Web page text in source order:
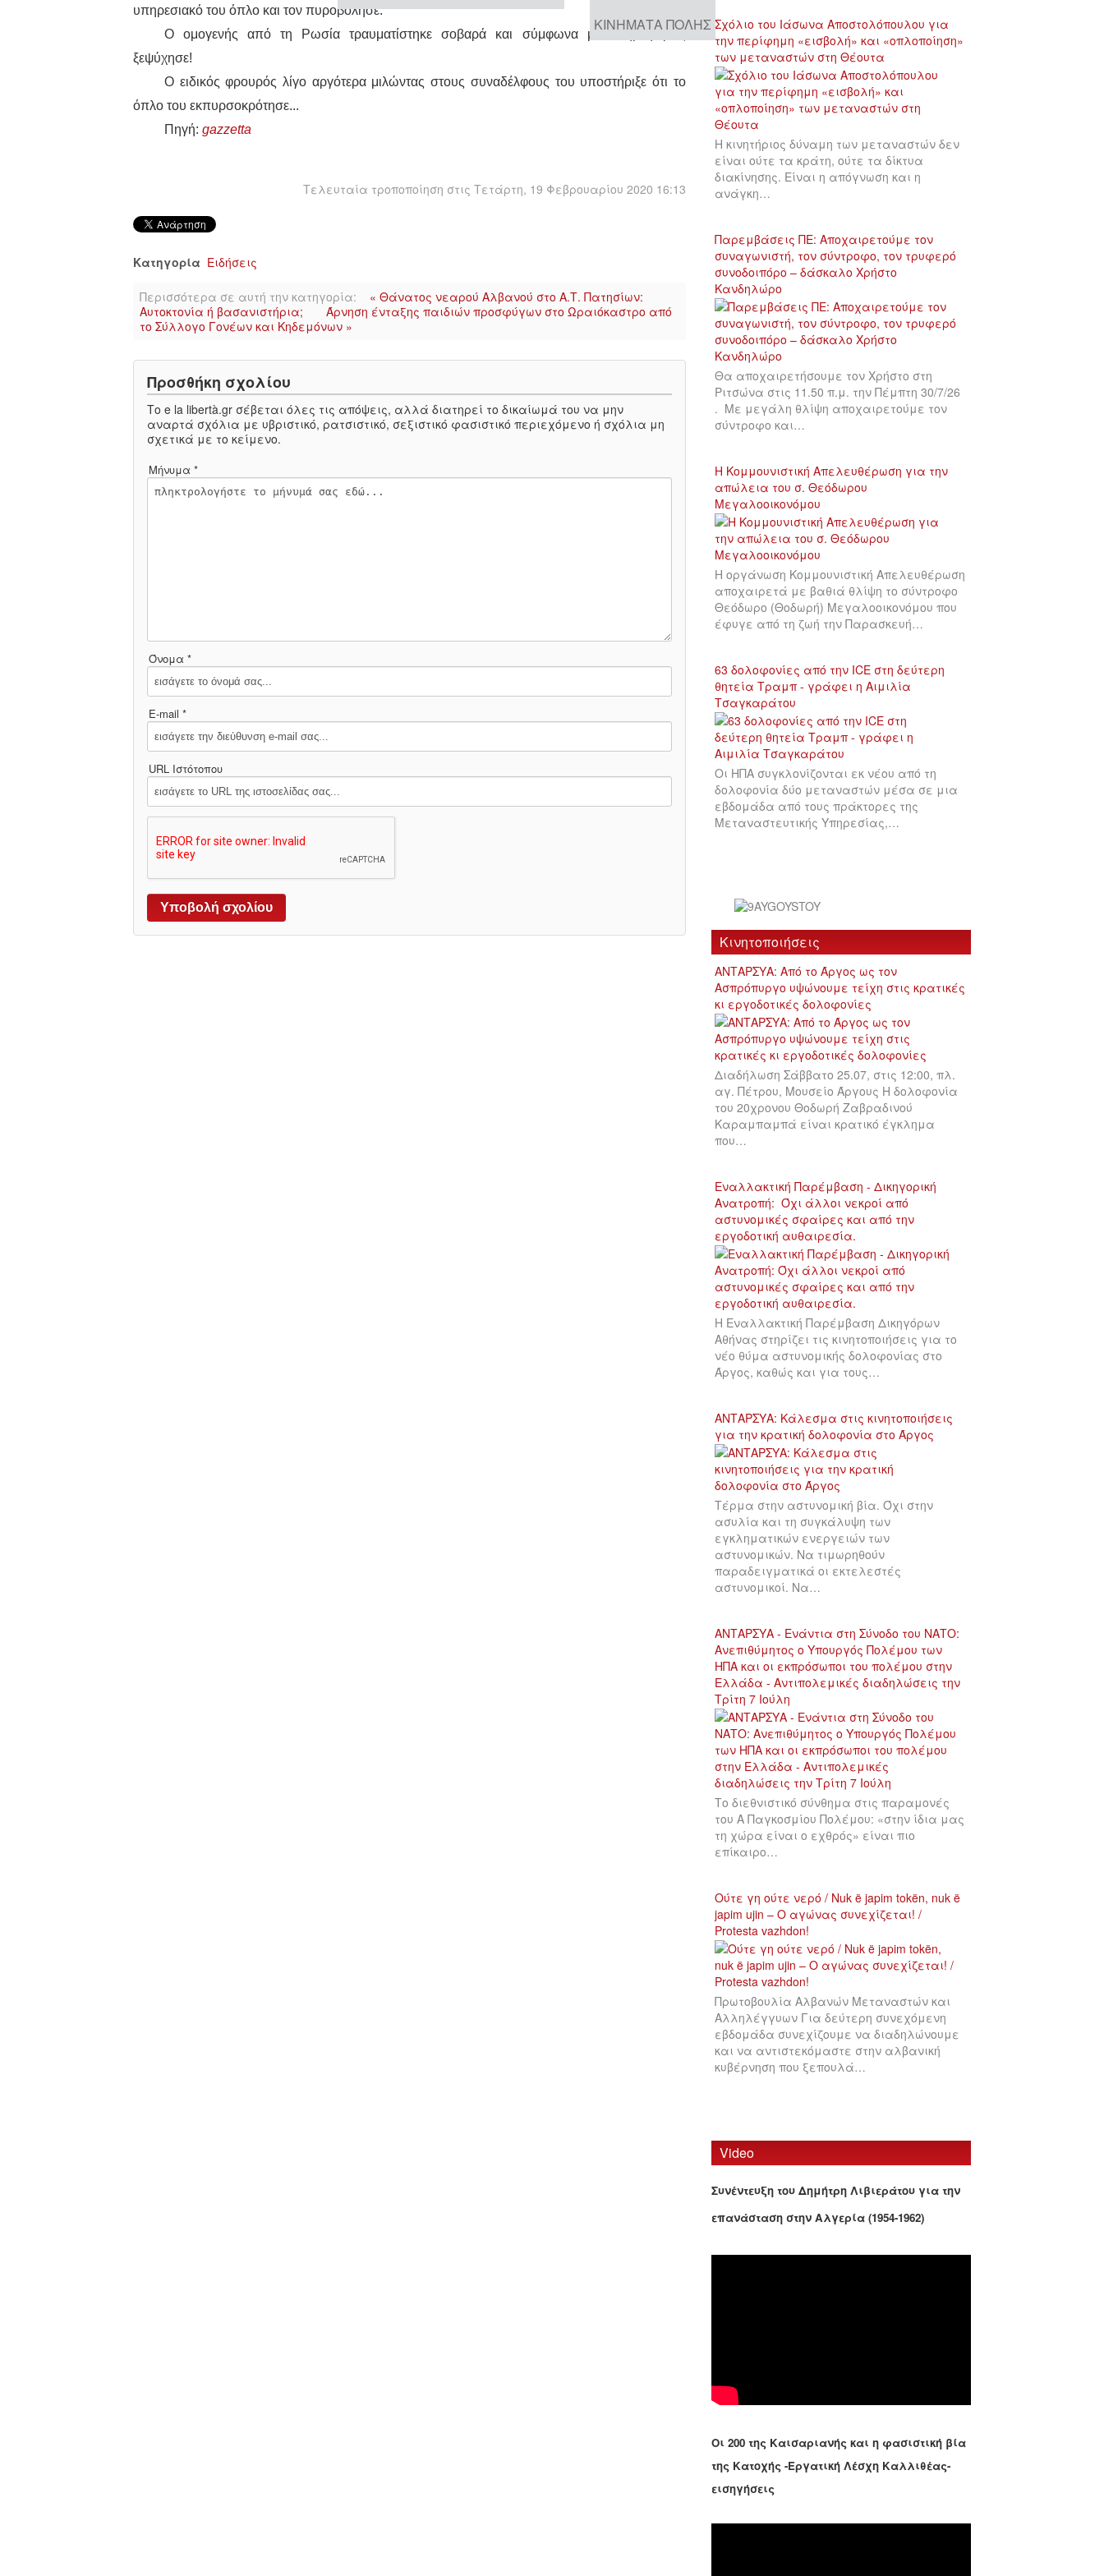
ΚΙΝΉΜΑΤΑ ΠΌΛΗΣ
υπηρεσιακό του όπλο και τον πυροβόλησε.
Ο ομογενής από τη Ρωσία τραυματίστηκε σοβαρά και σύμφωνα με πληροφορίες
ξεψύχησε!
Ο ειδικός φρουρός λίγο αργότερα μιλώντας στους συναδέλφους του υποστήριξε ότι το
όπλο του εκπυρσοκρότησε...
Πηγή: gazzetta
Τελευταία τροποποίηση στις Τετάρτη, 19 Φεβρουαρίου 2020 16:13
Κατηγορία Ειδήσεις
Περισσότερα σε αυτή την κατηγορία:
« Θάνατος νεαρού Αλβανού στο Α.Τ. Πατησίων:
Αυτοκτονία ή βασανιστήρια;
Άρνηση ένταξης παιδιών προσφύγων στο Ωραιόκαστρο από
το Σύλλογο Γονέων και Κηδεμόνων »
Προσθήκη σχολίου
Το e la libertà.gr σέβεται όλες τις απόψεις, αλλά διατηρεί το δικαίωμά του να μην
αναρτά σχόλια με υβριστικό, ρατσιστικό, σεξιστικό φασιστικό περιεχόμενο ή σχόλια μη
σχετικά με το κείμενο.
Μήνυμα *
Όνομα *
E-mail *
URL Ιστότοπου
Σχόλιο του Ιάσωνα Αποστολόπουλου για
την περίφημη «εισβολή» και «οπλοποίηση»
των μεταναστών στη Θέουτα
Η κινητήριος δύναμη των μεταναστών δεν
είναι ούτε τα κράτη, ούτε τα δίκτυα
διακίνησης. Είναι η απόγνωση και η
ανάγκη…
Παρεμβάσεις ΠΕ: Αποχαιρετούμε τον
συναγωνιστή, τον σύντροφο, τον τρυφερό
συνοδοιπόρο – δάσκαλο Χρήστο
Κανδηλώρο
Θα αποχαιρετήσουμε τον Χρήστο στη
Ριτσώνα στις 11.50 π.μ. την Πέμπτη 30/7/26
. Με μεγάλη θλίψη αποχαιρετούμε τον
σύντροφο και…
Η Κομμουνιστική Απελευθέρωση για την
απώλεια του σ. Θεόδωρου
Μεγαλοοικονόμου
Η οργάνωση Κομμουνιστική Απελευθέρωση
αποχαιρετά με βαθιά θλίψη το σύντροφο
Θεόδωρο (Θοδωρή) Μεγαλοοικονόμου που
έφυγε από τη ζωή την Παρασκευή…
63 δολοφονίες από την ICE στη δεύτερη
θητεία Τραμπ - γράφει η Αιμιλία
Τσαγκαράτου
Οι ΗΠΑ συγκλονίζονται εκ νέου από τη
δολοφονία δύο μεταναστών μέσα σε μια
εβδομάδα από τους πράκτορες της
Μεταναστευτικής Υπηρεσίας,…
Κινητοποιήσεις
ΑΝΤΑΡΣΥΑ: Από το Άργος ως τον
Ασπρόπυργο υψώνουμε τείχη στις κρατικές
κι εργοδοτικές δολοφονίες
Διαδήλωση Σάββατο 25.07, στις 12:00, πλ.
αγ. Πέτρου, Μουσείο Άργους Η δολοφονία
του 20χρονου Θοδωρή Ζαβραδινού
Καραμπαμπά είναι κρατικό έγκλημα
που…
Εναλλακτική Παρέμβαση - Δικηγορική
Ανατροπή: Όχι άλλοι νεκροί από
αστυνομικές σφαίρες και από την
εργοδοτική αυθαιρεσία.
Η Εναλλακτική Παρέμβαση Δικηγόρων
Αθήνας στηρίζει τις κινητοποιήσεις για το
νέο θύμα αστυνομικής δολοφονίας στο
Άργος, καθώς και για τους…
ΑΝΤΑΡΣΥΑ: Κάλεσμα στις κινητοποιήσεις
για την κρατική δολοφονία στο Άργος
Τέρμα στην αστυνομική βία. Όχι στην
ασυλία και τη συγκάλυψη των
εγκληματικών ενεργειών των
αστυνομικών. Να τιμωρηθούν
παραδειγματικά οι εκτελεστές
αστυνομικοί. Να…
ΑΝΤΑΡΣΥΑ - Ενάντια στη Σύνοδο του ΝΑΤΟ:
Ανεπιθύμητος ο Υπουργός Πολέμου των
ΗΠΑ και οι εκπρόσωποι του πολέμου στην
Ελλάδα - Αντιπολεμικές διαδηλώσεις την
Τρίτη 7 Ιούλη
Το διεθνιστικό σύνθημα στις παραμονές
του Α Παγκοσμίου Πολέμου: «στην ίδια μας
τη χώρα είναι ο εχθρός» είναι πιο
επίκαιρο…
Ούτε γη ούτε νερό / Nuk ë japim tokën, nuk ë
japim ujin – Ο αγώνας συνεχίζεται! /
Protesta vazhdon!
Πρωτοβουλία Αλβανών Μεταναστών και
Αλληλέγγυων Για δεύτερη συνεχόμενη
εβδομάδα συνεχίζουμε να διαδηλώνουμε
και να αντιστεκόμαστε στην αλβανική
κυβέρνηση που ξεπουλά…
Video
Συνέντευξη του Δημήτρη Λιβιεράτου για την
επανάσταση στην Αλγερία (1954-1962)
Οι 200 της Καισαριανής και η φασιστική βία
της Κατοχής -Εργατική Λέσχη Καλλιθέας-
εισηγήσεις